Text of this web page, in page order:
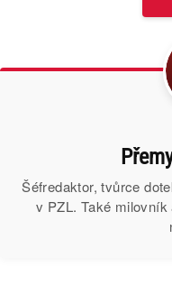
Šéfredaktor, tvůrce
v PZL. Také